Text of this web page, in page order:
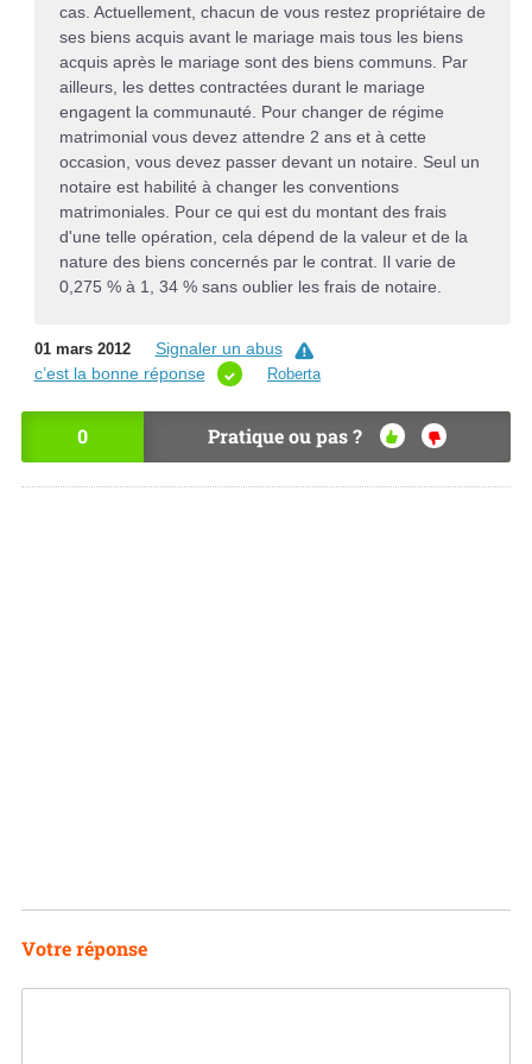
cas. Actuellement, chacun de vous restez propriétaire de
ses biens acquis avant le mariage mais tous les biens
acquis après le mariage sont des biens communs. Par
ailleurs, les dettes contractées durant le mariage
engagent la communauté. Pour changer de régime
matrimonial vous devez attendre 2 ans et à cette
occasion, vous devez passer devant un notaire. Seul un
notaire est habilité à changer les conventions
matrimoniales. Pour ce qui est du montant des frais
d'une telle opération, cela dépend de la valeur et de la
nature des biens concernés par le contrat. Il varie de
0,275 % à 1, 34 % sans oublier les frais de notaire.
01 mars 2012
Signaler un abus
c’est la bonne réponse
Roberta
0 Pratique ou pas ?
OU
I
NO
Votre réponse